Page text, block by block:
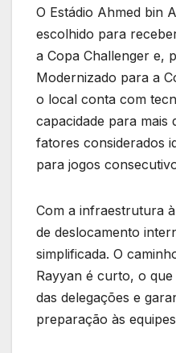
O Estádio Ahmed bin
escolhido para
a Copa Challenger e,
Modernizado para a
o local conta com
capacidade para
fatores considerados
para jogos
Com a infraestrutura
de deslocamento
simplificada. O
Rayyan é curto, o
das delegações e
preparação às